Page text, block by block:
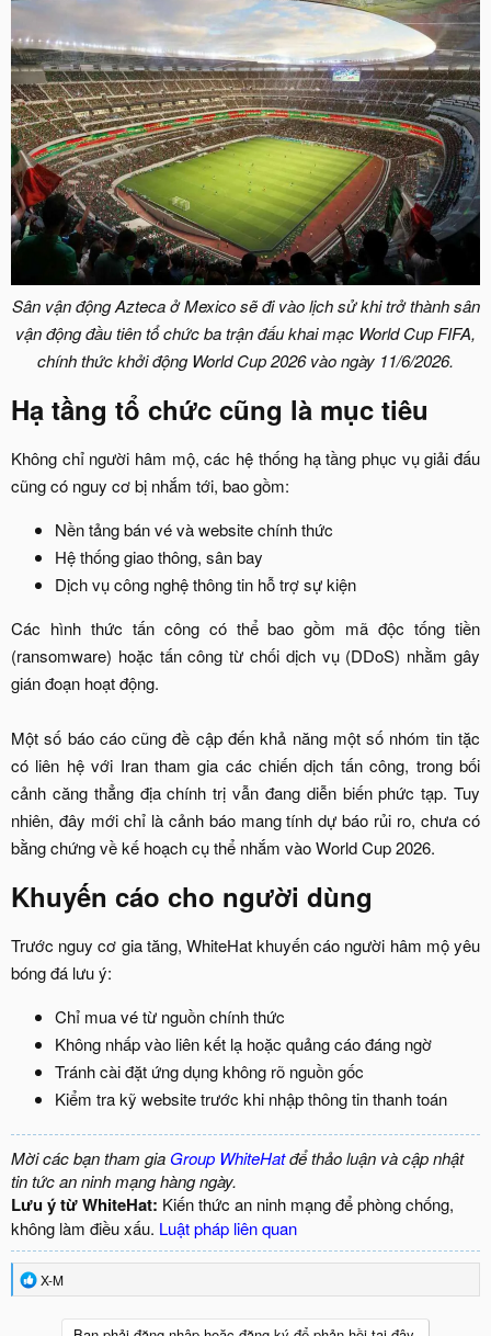
Sân vận động Azteca ở Mexico sẽ đi vào lịch sử khi trở thành sân
vận động đầu tiên tổ chức ba trận đấu khai mạc World Cup FIFA,
chính thức khởi động World Cup 2026 vào ngày 11/6/2026.
Hạ tầng tổ chức cũng là mục tiêu​
Không chỉ người hâm mộ, các hệ thống hạ tầng phục vụ giải đấu
cũng có nguy cơ bị nhắm tới, bao gồm:​
Nền tảng bán vé và website chính thức​
Hệ thống giao thông, sân bay​
Dịch vụ công nghệ thông tin hỗ trợ sự kiện​
Các hình thức tấn công có thể bao gồm mã độc tống tiền
(ransomware) hoặc tấn công từ chối dịch vụ (DDoS) nhằm gây
gián đoạn hoạt động.
Một số báo cáo cũng đề cập đến khả năng một số nhóm tin tặc
có liên hệ với Iran tham gia các chiến dịch tấn công, trong bối
cảnh căng thẳng địa chính trị vẫn đang diễn biến phức tạp. Tuy
nhiên, đây mới chỉ là cảnh báo mang tính dự báo rủi ro, chưa có
bằng chứng về kế hoạch cụ thể nhắm vào World Cup 2026.​
Khuyến cáo cho người dùng​
Trước nguy cơ gia tăng, WhiteHat khuyến cáo người hâm mộ yêu
bóng đá lưu ý:
Chỉ mua vé từ nguồn chính thức
Không nhấp vào liên kết lạ hoặc quảng cáo đáng ngờ
Tránh cài đặt ứng dụng không rõ nguồn gốc
Kiểm tra kỹ website trước khi nhập thông tin thanh toán
Mời các bạn tham gia Group WhiteHatđể thảo luận và cập nhật
tin tức an ninh mạng hàng ngày.
Lưu ý từ WhiteHat: Kiến thức an ninh mạng để phòng chống,
không làm điều xấu. Luật pháp liên quan
R
e
X-M